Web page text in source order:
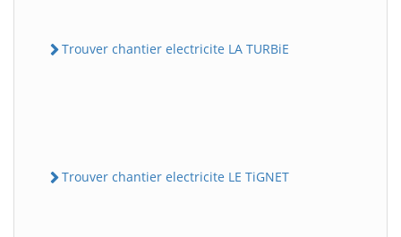
Trouver chantier electricite LA TURBiE
Trouver chantier electricite LE TiGNET